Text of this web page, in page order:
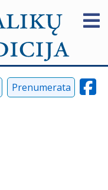
Prenumerata